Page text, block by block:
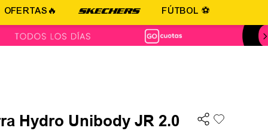
OFERTAS🔥 FÚTBOL ⚽
Hydro Unibody JR 2.0